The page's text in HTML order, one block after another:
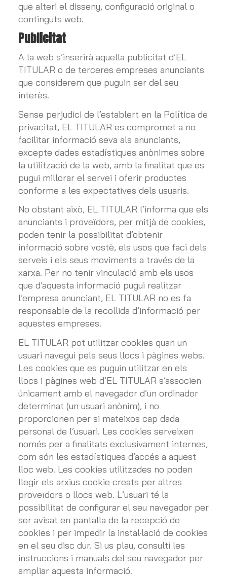
que alteri el disseny, configuració original o
continguts web.
Publicitat
A la web s’inserirà aquella publicitat d’EL
TITULAR o de terceres empreses anunciants
que considerem que puguin ser del seu
interès.
Sense perjudici de l’establert en la Política de
privacitat, EL TITULAR es compromet a no
facilitar informació seva als anunciants,
excepte dades estadístiques anònimes sobre
la utilització de la web, amb la finalitat que es
pugui millorar el servei i oferir productes
conforme a les expectatives dels usuaris.
No obstant això, EL TITULAR l’informa que els
anunciants i proveïdors, per mitjà de cookies,
poden tenir la possibilitat d’obtenir
informació sobre vostè, els usos que faci dels
serveis i els seus moviments a través de la
xarxa. Per no tenir vinculació amb els usos
que d’aquesta informació pugui realitzar
l’empresa anunciant, EL TITULAR no es fa
responsable de la recollida d’informació per
aquestes empreses.
EL TITULAR pot utilitzar cookies quan un
usuari navegui pels seus llocs i pàgines webs.
Les cookies que es puguin utilitzar en els
llocs i pàgines web d’EL TITULAR s’associen
únicament amb el navegador d’un ordinador
determinat (un usuari anònim), i no
proporcionen per si mateixos cap dada
personal de l’usuari. Les cookies serveixen
només per a finalitats exclusivament internes,
com són les estadístiques d’accés a aquest
lloc web. Les cookies utilitzades no poden
llegir els arxius cookie creats per altres
proveïdors o llocs web. L’usuari té la
possibilitat de configurar el seu navegador per
ser avisat en pantalla de la recepció de
cookies i per impedir la instal·lació de cookies
en el seu disc dur. Si us plau, consulti les
instruccions i manuals del seu navegador per
ampliar aquesta informació.